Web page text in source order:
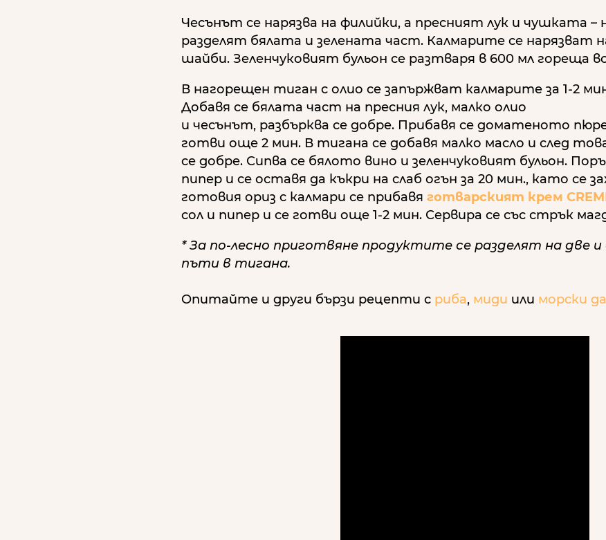
Чесънът се нарязва на филийки, а пресният лук и чушката –
разделят бялата и зелената част. Калмарите се нарязват
шайби. Зеленчуковият бульон се разтваря в 600 мл гореща
В нагорещен тиган с олио се запържват калмарите за 1-2
Добавя се бялата част на пресния лук, малко олио
и чесънът, разбърква се добре. Прибавя се доматеното
готви още 2 мин. В тигана се добавя малко масло и след
се добре. Сипва се бялото вино и зеленчуковият бульон.
пипер и се оставя да къкри на слаб огън за 20 мин., като се
готовия ориз с калмари се прибавя готварският крем
сол и пипер и се готви още 1-2 мин. Сервира се със стрък
* За по-лесно приготвяне продуктите се разделят на две
пъти в тигана.
Опитайте и други бързи рецепти с риба, миди или морски